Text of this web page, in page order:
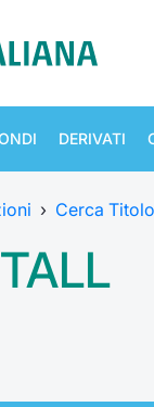
DERIVATI
› Cerca Titolo